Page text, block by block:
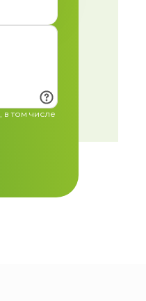
, в том числе